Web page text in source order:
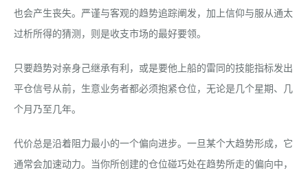
也会产生丧失。严谨与客观的趋势追踪阐发，加上信仰与服从通太
过析所得的猜测，则是收支市场的最好要领。
只要趋势对亲身己继承有利，或是要他上船的雷同的技能指标发出
平仓信号从前，生意业务者都必须抱紧仓位，无论是几个星期、几
个月乃至几年。
代价总是沿着阻力最小的一个偏向进步。一旦某个大趋势形成，它
通常会加速动力。当你所创建的仓位碰巧处在趋势所走的偏向中，